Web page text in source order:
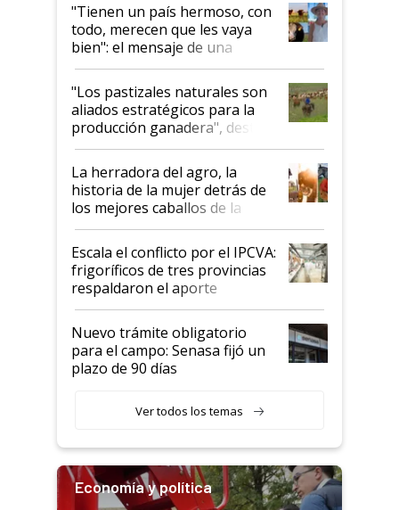
"Tienen un país hermoso, con
todo, merecen que les vaya
bien": el mensaje de una
ganadera uruguaya sobre las
oportunidades que se abren
para el agro en Argentina, con
foco en la carne
"Los pastizales naturales son
aliados estratégicos para la
producción ganadera", destaca
la iniciativa que ya reúne a 46
establecimientos en Argentina
La herradora del agro, la
historia de la mujer detrás de
los mejores caballos de la
Argentina y los mitos que
todavía hacen sufrir a estos
animales: "Mientras me
descalificaban, yo seguí
haciendo currículum"
Escala el conflicto por el IPCVA:
frigoríficos de tres provincias
respaldaron el aporte
obligatorio
Nuevo trámite obligatorio
para el campo: Senasa fijó un
plazo de 90 días
Ver todos los temas
Economía y política